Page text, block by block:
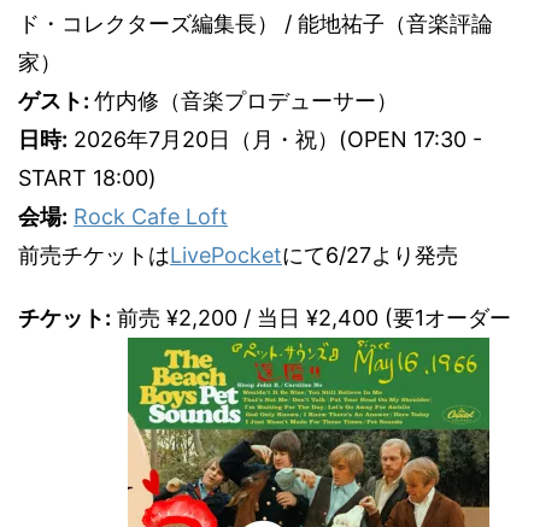
ド・コレクターズ編集長） / 能地祐子（音楽評論
家）
ゲスト: 竹内修（音楽プロデューサー）
日時: 2026年7月20日（月・祝）(OPEN 17:30 -
START 18:00)
会場: Rock Cafe Loft
前売チケットはLivePocketにて6/27より発売
チケット: 前売 ¥2,200 / 当日 ¥2,400 (要1オーダー